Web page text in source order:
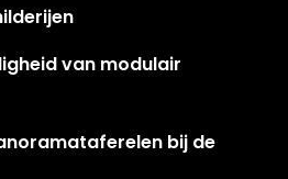
van modulair
bij de